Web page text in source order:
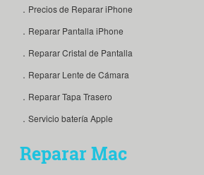
．Precios de Reparar iPhone
．Reparar Pantalla iPhone
．Reparar Cristal de Pantalla
．Reparar Lente de Cámara
．Reparar Tapa Trasero
．Servicio batería Apple
Reparar Mac